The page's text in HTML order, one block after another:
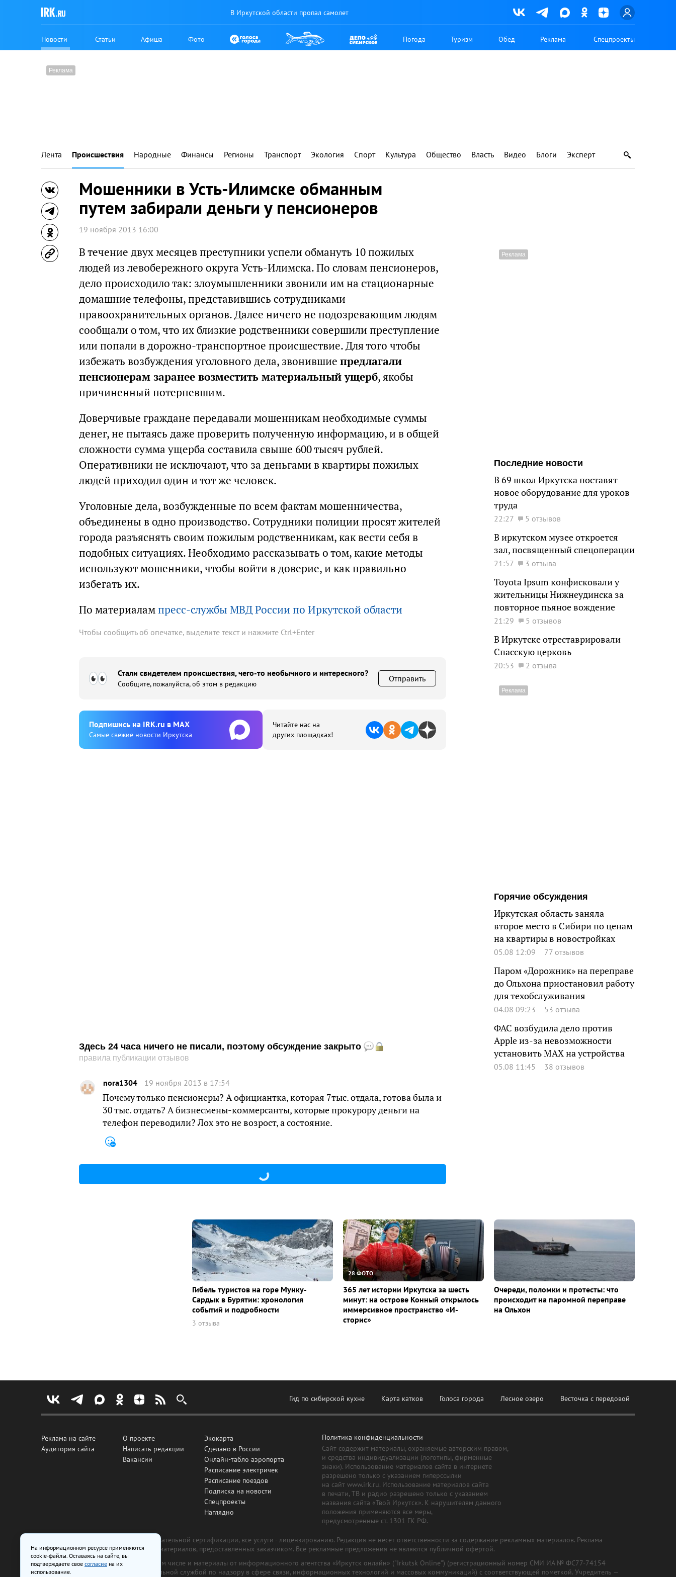
В Иркутской области пропал самолет
Новости Статьи Афиша Фото Погода Туризм Обед Реклама Спецпроекты
Лента Происшествия Народные Финансы Регионы Транспорт Экология Спорт Культура Общество Власть Видео Блоги Эксперт
Мошенники в Усть-Илимске обманным
путем забирали деньги у пенсионеров
19 ноября 2013 16:00
В течение двух месяцев преступники успели обмануть 10 пожилых
людей из левобережного округа Усть-Илимска. По словам пенсионеров,
дело происходило так: злоумышленники звонили им на стационарные
домашние телефоны, представившись сотрудниками
правоохранительных органов. Далее ничего не подозревающим людям
сообщали о том, что их близкие родственники совершили преступление
или попали в дорожно-транспортное происшествие. Для того чтобы
избежать возбуждения уголовного дела, звонившие предлагали
пенсионерам заранее возместить материальный ущерб, якобы
причиненный потерпевшим.
Доверчивые граждане передавали мошенникам необходимые суммы
денег, не пытаясь даже проверить полученную информацию, и в общей
сложности сумма ущерба составила свыше 600 тысяч рублей.
Оперативники не исключают, что за деньгами в квартиры пожилых
людей приходил один и тот же человек.
Уголовные дела, возбужденные по всем фактам мошенничества,
объединены в одно производство. Сотрудники полиции просят жителей
города разъяснять своим пожилым родственникам, как вести себя в
подобных ситуациях. Необходимо рассказывать о том, какие методы
используют мошенники, чтобы войти в доверие, и как правильно
избегать их.
По материалампресс-службы МВД России по Иркутской области
Чтобы сообщить об опечатке, выделите текст и нажмите Ctrl+Enter
Стали свидетелем происшествия, чего-то необычного и интересного?
Сообщите, пожалуйста, об этом в редакцию
Отправить
Подпишиcь на IRK.ru в MAX
Cамые свежие новости Иркутска
Читайте нас на
других площадках!
Здесь 24 часа ничего не писали, поэтому обсуждение закрыто
правила публикации отзывов
nora1304 19 ноября 2013 в 17:54
Почему только пенсионеры? А официантка, которая 7тыс. отдала, готова была и
30 тыс. отдать? А бизнесмены-коммерсанты, которые прокурору деньги на
телефон переводили? Лох это не возрост, а состояние.
Последние новости
В 69 школ Иркутска поставят
новое оборудование для уроков
труда
22:27 5 отзывов
В иркутском музее откроется
зал, посвященный спецоперации
21:57 3 отзыва
Toyota Ipsum конфисковали у
жительницы Нижнеудинска за
повторное пьяное вождение
21:29 5 отзывов
В Иркутске отреставрировали
Спасскую церковь
20:53 2 отзыва
Горячие обсуждения
Иркутская область заняла
второе место в Сибири по ценам
на квартиры в новостройках
05.08 12:09 77 отзывов
Паром «Дорожник» на переправе
до Ольхона приостановил работу
для техобслуживания
04.08 09:23 53 отзыва
ФАС возбудила дело против
Apple из-за невозможности
установить MAX на устройства
05.08 11:45 38 отзывов
Гибель туристов на горе Мунку-
Сардык в Бурятии: хронология
событий и подробности
3 отзыва
28 ФОТО
365 лет истории Иркутска за шесть
минут: на острове Конный открылось
иммерсивное пространство «И-
сторис»
Очереди, поломки и протесты: что
происходит на паромной переправе
на Ольхон
Гид по сибирской кухне Карта катков Голоса города Лесное озеро Весточка с передовой
Реклама на сайте
Аудитория сайта
О проекте
Написать редакции
Вакансии
Экокарта
Сделано в России
Онлайн-табло аэропорта
Расписание электричек
Расписание поездов
Подписка на новости
Спецпроекты
Наглядно
Политика конфиденциальности
Сайт содержит материалы, охраняемые авторским правом,
и средства индивидуализации (логотипы, фирменные
знаки). Использование материалов сайта в интернете
разрешено только с указанием гиперссылки
на сайт www.irk.ru. Использование материалов сайта
в печати, ТВ и радио разрешено только с указанием
названия сайта «Твой Иркутск». К нарушителям данного
положения применяются все меры,
предусмотренные ст. 1301 ГК РФ.
Все рекламные товары подлежат обязательной сертификации, все услуги - лицензированию. Редакция не несет ответственности за содержание рекламных материалов. Реклама
изготовлена и размещена на основе материалов, предоставленных заказчиком. Все рекламные предложения не являются публичной офертой.
На сайте www.irk.ru размещаются в том числе и материалы от информационного агентства «Иркутск онлайн» ("Irkutsk Online") (регистрационный номер СМИ ИА № ФС77-74154
от 29 октября 2018 г., выдан Федеральной службой по надзору в сфере связи, информационных технологий и массовых коммуникаций) с соответствующей пометкой. Учредитель —
На информационном ресурсе применяются
cookie-файлы. Оставаясь на сайте, вы
подтверждаете свое согласие на их
использование.